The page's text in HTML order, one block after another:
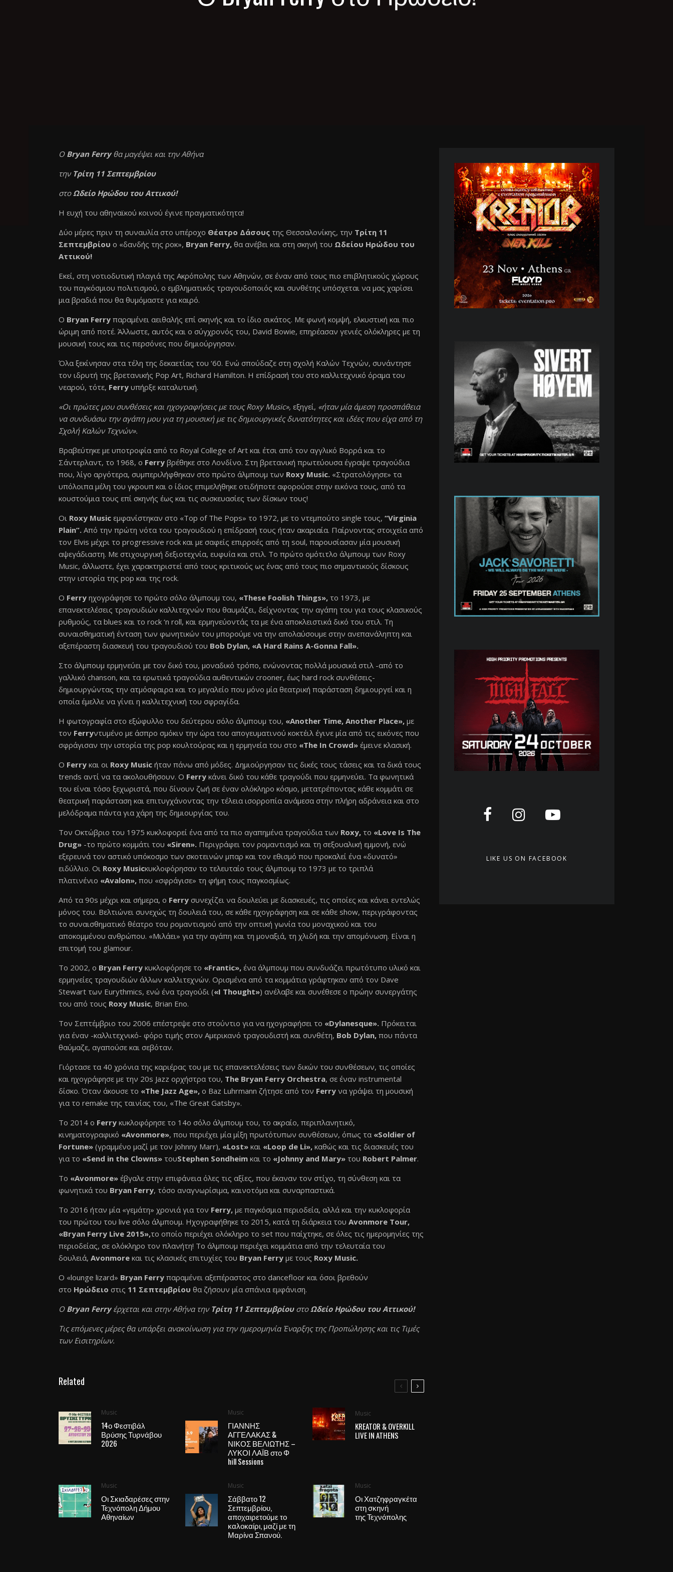
Ο Bryan Ferryθα μαγέψει και την Αθήνα
την Τρίτη 11 Σεπτεμβρίου
στοΩδείο Ηρώδου του Αττικού!
Η ευχή του αθηναϊκού κοινού έγινε πραγματικότητα!
Δύο μέρες πριν τη συναυλία στο υπέροχο Θέατρο Δάσους της Θεσσαλονίκης, την Τρίτη 11
Σεπτεμβρίου ο «δανδής της ροκ», Bryan Ferry, θα ανέβει και στη σκηνή του Ωδείου Ηρώδου του
Αττικού!
Εκεί, στη νοτιοδυτική πλαγιά της Ακρόπολης των Αθηνών, σε έναν από τους πιο επιβλητικούς χώρους
του παγκόσμιου πολιτισμού, ο εμβληματικός τραγουδοποιός και συνθέτης υπόσχεται να μας χαρίσει
μια βραδιά που θα θυμόμαστε για καιρό.
Ο Bryan Ferry παραμένει αειθαλής επί σκηνής και το ίδιο σικάτος. Με φωνή κομψή, ελκυστική και πιο
ώριμη από ποτέ. Άλλωστε, αυτός και ο σύγχρονός του, David Bowie, επηρέασαν γενιές ολόκληρες με τη
μουσική τους και τις περσόνες που δημιούργησαν.
Όλα ξεκίνησαν στα τέλη της δεκαετίας του ‘60. Ενώ σπούδαζε στη σχολή Καλών Τεχνών, συνάντησε
τον ιδρυτή της βρετανικής Pop Art, Richard Hamilton. Η επίδρασή του στο καλλιτεχνικό όραμα του
νεαρού, τότε, Ferry υπήρξε καταλυτική.
«Οι πρώτες μου συνθέσεις και ηχογραφήσεις με τους Roxy Music», εξηγεί, «ήταν μία άμεση προσπάθεια
να συνδυάσω την αγάπη μου για τη μουσική με τις δημιουργικές δυνατότητες και ιδέες που είχα από τη
Σχολή Καλών Τεχνών».
Βραβεύτηκε με υποτροφία από το Royal College of Art και έτσι από τον αγγλικό Βορρά και το
Σάντερλαντ, το 1968, ο Ferry βρέθηκε στο Λονδίνο. Στη βρετανική πρωτεύουσα έγραψε τραγούδια
που, λίγο αργότερα, συμπεριλήφθηκαν στο πρώτο άλμπουμ των Roxy Music. «Στρατολόγησε» τα
υπόλοιπα μέλη του γκρουπ και ο ίδιος επιμελήθηκε οτιδήποτε αφορούσε στην εικόνα τους, από τα
κουστούμια τους επί σκηνής έως και τις συσκευασίες των δίσκων τους!
Οι Roxy Music εμφανίστηκαν στο «Top of The Pops» το 1972, με το ντεμπούτο single τους, “Virginia
Plain”. Από την πρώτη νότα του τραγουδιού η επίδρασή τους ήταν ακαριαία. Παίρνοντας στοιχεία από
τον Elvis μέχρι το progressive rock και με σαφείς επιρροές από τη soul, παρουσίασαν μία μουσική
αψεγάδιαστη. Με στιχουργική δεξιοτεχνία, ευφυΐα και στιλ. Το πρώτο ομότιτλο άλμπουμ των Roxy
Music, άλλωστε, έχει χαρακτηριστεί από τους κριτικούς ως ένας από τους πιο σημαντικούς δίσκους
στην ιστορία της pop και της rock.
O Ferry ηχογράφησε το πρώτο σόλο άλμπουμ του, «These Foolish Things», το 1973, με
επανεκτελέσεις τραγουδιών καλλιτεχνών που θαυμάζει, δείχνοντας την αγάπη του για τους κλασικούς
ρυθμούς, τα blues και το rock ‘n roll, και ερμηνεύοντάς τα με ένα αποκλειστικά δικό του στιλ. Τη
συναισθηματική ένταση των φωνητικών του μπορούμε να την απολαύσουμε στην ανεπανάληπτη και
αξεπέραστη διασκευή του τραγουδιού του Bob Dylan, «A Hard Rains A-Gonna Fall».
Στο άλμπουμ ερμηνεύει με τον δικό του, μοναδικό τρόπο, ενώνοντας πολλά μουσικά στιλ -από το
γαλλικό chanson, και τα ερωτικά τραγούδια αυθεντικών crooner, έως hard rock συνθέσεις-
δημιουργώντας την ατμόσφαιρα και το μεγαλείο που μόνο μία θεατρική παράσταση δημιουργεί και η
οποία έμελλε να γίνει η καλλιτεχνική του σφραγίδα.
Η φωτογραφία στο εξώφυλλο του δεύτερου σόλο άλμπουμ του, «Another Time, Another Place», με
τον Ferryντυμένο με άσπρο σμόκιν την ώρα του απογευματινού κοκτέιλ έγινε μία από τις εικόνες που
σφράγισαν την ιστορία της pop κουλτούρας και η ερμηνεία του στο «The In Crowd» έμεινε κλασική.
O Ferry και οι Roxy Music ήταν πάνω από μόδες. Δημιούργησαν τις δικές τους τάσεις και τα δικά τους
trends αντί να τα ακολουθήσουν. Ο Ferry κάνει δικό του κάθε τραγούδι που ερμηνεύει. Tα φωνητικά
του είναι τόσο ξεχωριστά, που δίνουν ζωή σε έναν ολόκληρο κόσμο, μετατρέποντας κάθε κομμάτι σε
θεατρική παράσταση και επιτυγχάνοντας την τέλεια ισορροπία ανάμεσα στην πλήρη αδράνεια και στο
μελόδραμα πάντα για χάρη της δημιουργίας του.
Τον Οκτώβριο του 1975 κυκλοφορεί ένα από τα πιο αγαπημένα τραγούδια των Roxy, το «Love Is The
Drug» -το πρώτο κομμάτι του «Siren». Περιγράφει τον ρομαντισμό και τη σεξουαλική εμμονή, ενώ
εξερευνά τον αστικό υπόκοσμο των σκοτεινών μπαρ και τον εθισμό που προκαλεί ένα «δυνατό»
ειδύλλιο. Οι Roxy Musicκυκλοφόρησαν το τελευταίο τους άλμπουμ το 1973 με το τριπλά
πλατινένιο «Avalon», που «σφράγισε» τη φήμη τους παγκοσμίως.
Από τα 90s μέχρι και σήμερα, ο Ferry συνεχίζει να δουλεύει με διασκευές, τις οποίες και κάνει εντελώς
μόνος του. Βελτιώνει συνεχώς τη δουλειά του, σε κάθε ηχογράφηση και σε κάθε show, περιγράφοντας
το συναισθηματικό θέατρο του ρομαντισμού από την οπτική γωνία του μοναχικού και του
αποκομμένου ανθρώπου. «Μιλάει» για την αγάπη και τη μοναξιά, τη χλιδή και την απομόνωση. Είναι η
επιτομή του glamour.
Το 2002, ο Bryan Ferry κυκλοφόρησε το «Frantic», ένα άλμπουμ που συνδυάζει πρωτότυπο υλικό και
ερμηνείες τραγουδιών άλλων καλλιτεχνών. Ορισμένα από τα κομμάτια γράφτηκαν από τον Dave
Stewart των Eurythmics, ενώ ένα τραγούδι («I Thought») ανέλαβε και συνέθεσε ο πρώην συνεργάτης
του από τους Roxy Music, Brian Eno.
Τον Σεπτέμβριο του 2006 επέστρεψε στο στούντιο για να ηχογραφήσει το «Dylanesque». Πρόκειται
για έναν -καλλιτεχνικό- φόρο τιμής στον Αμερικανό τραγουδιστή και συνθέτη, Bob Dylan, που πάντα
θαύμαζε, αγαπούσε και σεβόταν.
Γιόρτασε τα 40 χρόνια της καριέρας του με τις επανεκτελέσεις των δικών του συνθέσεων, τις οποίες
και ηχογράφησε με την 20s Jazz ορχήστρα του, The Bryan Ferry Orchestra, σε έναν instrumental
δίσκο. Όταν άκουσε το «The Jazz Age», ο Baz Luhrmann ζήτησε από τον Ferry να γράψει τη μουσική
για το remake της ταινίας του, «The Great Gatsby».
To 2014 ο Ferry κυκλοφόρησε το 14ο σόλο άλμπουμ του, το ακραίο, περιπλανητικό,
κινηματογραφικό «Avonmore», που περιέχει μία μίξη πρωτότυπων συνθέσεων, όπως τα «Soldier of
Fortune» (γραμμένο μαζί με τον Johnny Marr), «Lost» και «Loop de Li», καθώς και τις διασκευές του
για το «Send in the Clowns» τουStephen Sondheim και το «Johnny and Mary» του Robert Palmer.
Το «Avonmore» έβγαλε στην επιφάνεια όλες τις αξίες, που έκαναν τον στίχο, τη σύνθεση και τα
φωνητικά του Bryan Ferry, τόσο αναγνωρίσιμα, καινοτόμα και συναρπαστικά.
Το 2016 ήταν μία «γεμάτη» χρονιά για τον Ferry, με παγκόσμια περιοδεία, αλλά και την κυκλοφορία
του πρώτου του live σόλο άλμπουμ. Ηχογραφήθηκε το 2015, κατά τη διάρκεια του Avonmore Tour,
«Bryan Ferry Live 2015»,το οποίο περιέχει ολόκληρο το set που παίχτηκε, σε όλες τις ημερομηνίες της
περιοδείας, σε ολόκληρο τον πλανήτη! To άλμπουμ περιέχει κομμάτια από την τελευταία του
δουλειά, Avonmore και τις κλασικές επιτυχίες του Bryan Ferry με τους Roxy Music.
O «lounge lizard» Bryan Ferry παραμένει αξεπέραστος στο dancefloor και όσοι βρεθούν
στο Ηρώδειο στις 11 Σεπτεμβρίου θα ζήσουν μία σπάνια εμφάνιση.
Ο Bryan Ferryέρχεται και στην Αθήνα την Τρίτη 11 ΣεπτεμβρίουστοΩδείο Ηρώδου του Αττικού!
Τις επόμενες μέρες θα υπάρξει ανακοίνωση για την ημερομηνία Έναρξης της Προπώλησης και τις Τιμές
των Εισιτηρίων.
Related
Music
14ο Φεστιβάλ
Βρύσης Τυρνάβου
2026
Music
ΓΙΑΝΝΗΣ
ΑΓΓΕΛΑΚΑΣ &
ΝΙΚΟΣ ΒΕΛΙΩΤΗΣ –
ΛΥΚΟΙ ΛΑΪΒ στο Φ
hill Sessions
Music
KREATOR & OVERKILL
LIVE IN ATHENS
Music
Οι Σκιαδαρέσες στην
Τεχνόπολη Δήμου
Αθηναίων
Music
Σάββατο 12
Σεπτεμβρίου,
αποχαιρετούμε το
καλοκαίρι, μαζί με τη
Μαρίνα Σπανού.
Music
Οι Χατζηφραγκέτα
στη σκηνή
της Τεχνόπολης
LIKE US ON FACEBOOK